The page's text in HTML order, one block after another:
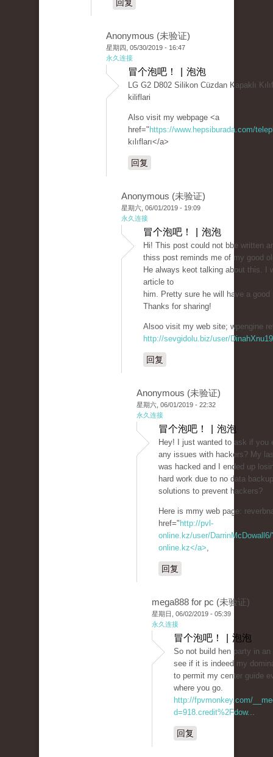
回复
Anonymous (未验证)
星期四, 05/30/2019 - 16:47
永久连接
冒个泡吧！ | 泡泡
LG G2 D802 Silikon Cüzdan Kapaklı
kiliflari
Also visit my webpage <a
href=" https://www.hepsiburada.com/
kılıfları</a>
回复
Anonymous (未验证)
星期六, 06/01/2019 - 19:09
永久连接
冒个泡吧！ | 泡泡
Hi! This post could not bbe written
thiss post reminds me of my good
He always keot talking about this. I
article to
him. Pretty sure he will have a good
Thanks for sharing!
Alsoo visit my web site; wpengine
http://sevgidolu.biz/user/
回复
Anonymous (未验证)
星期六, 06/01/2019 - 22:32
永久连接
冒个泡吧！ | 泡泡
Hey! I just wanted to ask if you
any issues with hackers? My
was hacked and I ended up
hard work due to no data
solutions to prevent hackers?
Here is mmy web page:
href=" http://pvl-
online.kz/user/
online.kz</a>,
回复
mega888 for pc (未验证)
星期日, 06/02/2019 - 05:39
永久连接
冒个泡吧！ | 泡泡
So not build hen party in
see if it is indeed my
to permit my center guide
where you go.
http://fpvmonkey.com/
d=918.credit%2Fdow...
回复